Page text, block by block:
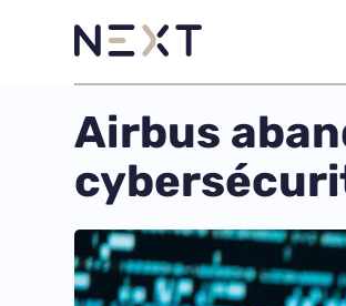
Airbus